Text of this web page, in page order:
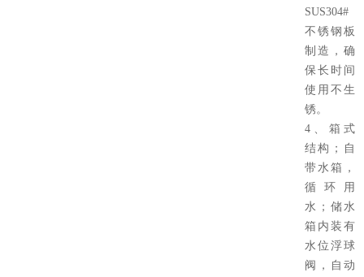
SUS304#
不锈钢板
制造，确
保长时间
使用不生
锈。
4、箱式
结构；自
带水箱，
循环用
水；储水
箱内装有
水位浮球
阀，自动